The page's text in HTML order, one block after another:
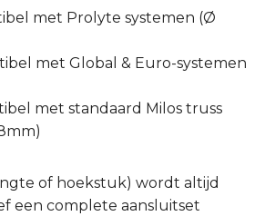
met Prolyte systemen (Ø
met Global & Euro-systemen
met standaard Milos truss
of hoekstuk) wordt altijd
een complete aansluitset